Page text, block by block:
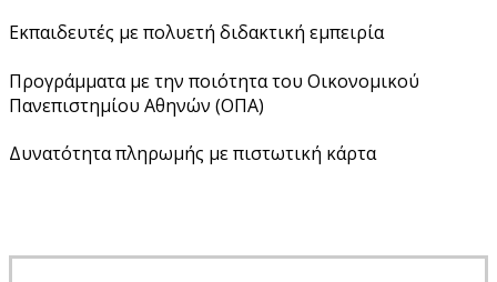
Εκπαιδευτές με πολυετή διδακτική εμπειρία
Προγράμματα με την ποιότητα του Οικονομικού
Πανεπιστημίου Αθηνών (ΟΠΑ)
Δυνατότητα πληρωμής με πιστωτική κάρτα